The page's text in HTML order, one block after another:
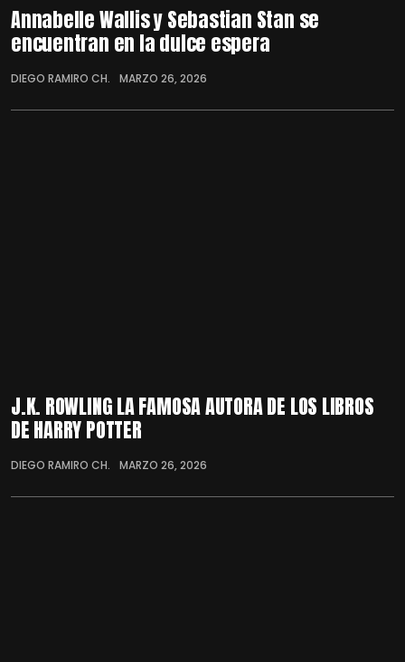
Annabelle Wallis y Sebastian Stan se
encuentran en la dulce espera
DIEGO RAMIRO CH. MARZO 26, 2026
J.K. ROWLING LA FAMOSA AUTORA DE LOS LIBROS
DE HARRY POTTER
DIEGO RAMIRO CH. MARZO 26, 2026